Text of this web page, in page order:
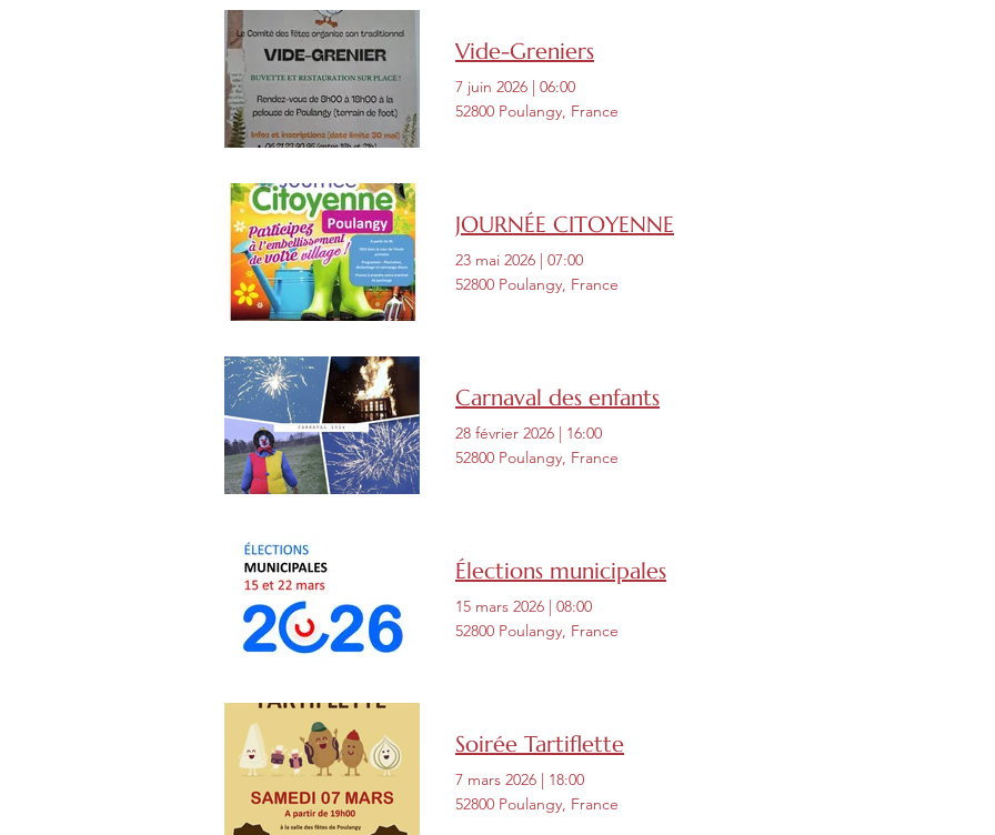
Vide-Greniers
7 juin 2026 | 06:00
52800 Poulangy, France
JOURNÉE CITOYENNE
23 mai 2026 | 07:00
52800 Poulangy, France
Carnaval des enfants
28 février 2026 | 16:00
52800 Poulangy, France
Élections municipales
15 mars 2026 | 08:00
52800 Poulangy, France
Soirée Tartiflette
7 mars 2026 | 18:00
52800 Poulangy, France